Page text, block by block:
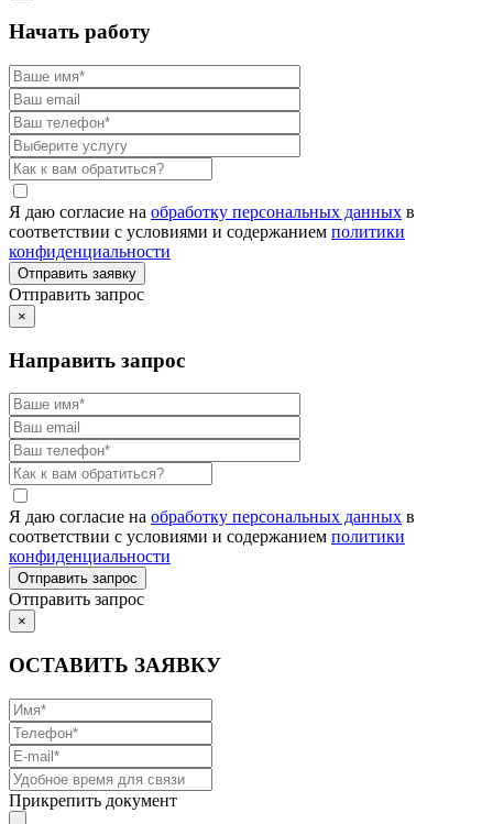
Начать работу
Я даю согласие на обработку персональных данных в
соответствии с условиями и содержанием политики
конфиденциальности
Отправить запрос
×
Направить запрос
Я даю согласие на обработку персональных данных в
соответствии с условиями и содержанием политики
конфиденциальности
Отправить запрос
×
ОСТАВИТЬ ЗАЯВКУ
Прикрепить документ